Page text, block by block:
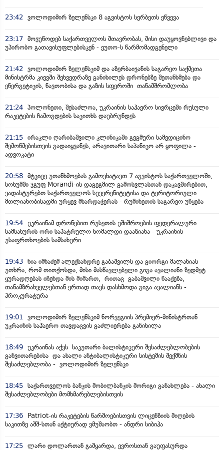
23:42 ვოლოდიმირ ზელენსკი 8 აგვისტოს სერბეთს ეწვევა
23:17 მოვუწოდებ საქართველოს მთავრობას, მისი დაუყოვნებლივი და
უპირობო გათავისუფლებისკენ - ეუთო-ს წარმომადგენელი
21:42
ვოლოდიმირ ზელენსკიმ და აზერბაიჯანის საგარეო საქმეთა
მინისტრმა კიევში შეხვედრაზე განიხილეს დრონებზე შეთანხმება და
ენერგეტიკის, ნავთობისა და გაზის სფეროში თანამშრომლობა
21:24 პოლონეთი, შესაძლოა, უკრაინის საჰაერო სივრცეში რუსული
რაკეტების ჩამოგდების საკითხს დაუბრუნდეს
21:15 ირაკლი ღარიბაშვილი კლინიკაში გეგმური სამედიცინო
შემოწმებისთვის გადაიყვანეს, არავითარი საპანიკო არ ყოფილა -
ადვოკატი
20:58 მტკიცე უთანხმოებას გამოვხატავთ 7 აგვისტოს საქართველოში,
სოხუმში ჯგუფ Morandi-ის დაგეგმილ გამოსვლასთან დაკავშირებით,
ვადასტურებთ საქართველოს სუვერენიტეტისა და ტერიტორიული
მთლიანობისადმი ურყევ მხარდაჭერას - რუმინეთის საგარეო უწყება
19:54 უკრაინამ დრონებით რუსეთის უშიშროების ფედერალური
სამსახურის ორი საპატრულო ხომალდი დააზიანა - უკრაინის
უსაფრთხოების სამსახური
19:43 ნია იმნაძემ ალექსანდრე გაბაშვილს და გიორგი მალანიას
უთხრა, რომ თითქოსდა, მისი მასწავლებელი გიგა ავალიანი ზედმეტ
ყურადღებას იჩენდა მის მიმართ, რითაც გაბაშვილი წააქეზა,
თანამზრახველებთან ერთად თავს დასხმოდა გიგა ავალიანს -
პროკურატურა
19:01
ვოლოდიმირ ზელენსკიმ ნორვეგიის პრემიერ-მინისტრთან
უკრაინის საჰაერო თავდაცვის გაძლიერება განიხილა
18:49 უკრაინას აქვს საკუთარი ბალისტიკური შესაძლებლობების
განვითარებისა და ახალი ანტიბალისტიკური სისტემის შექმნის
შესაძლებლობა - ვოლოდიმირ ზელენსკი
18:45 საქართველოს ბანკის მობილბანკის მორიგი განახლება - ახალი
შესაძლებლობები მომხმარებლებისთვის
17:36
Patriot-ის რაკეტების წარმოებისთვის ლიცენზიის მიღების
საკითზე აშშ-სთან აქტიურად ვმუშაობთ - ანდრი სიბიჰა
17:25 ლარი დოლართან გამყარდა, ევროსთან გაუფასურდა